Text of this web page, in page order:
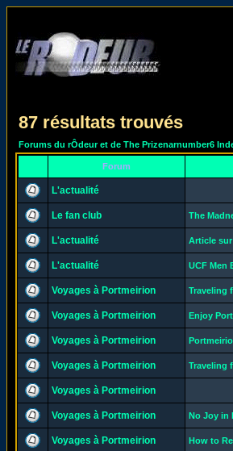
87 résultats trouvés
Forums du rÔdeur et de The Prizenarnumber6
Forum
L'actualité
Le fan club The
L'actualité Article
L'actualité UCF Men
Voyages à Portmeirion Traveling
Voyages à Portmeirion Enjoy
Voyages à Portmeirion
Voyages à Portmeirion Traveling
Voyages à Portmeirion
Voyages à Portmeirion No Joy in
Voyages à Portmeirion How to